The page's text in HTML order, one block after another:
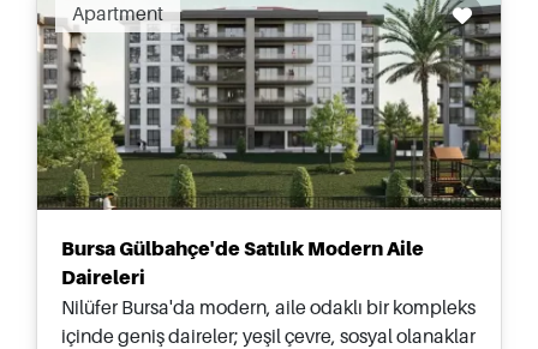
Apartment
Bursa Gülbahçe'de Satılık Modern Aile
Daireleri
Nilüfer Bursa'da modern, aile odaklı bir kompleks
içinde geniş daireler; yeşil çevre, sosyal olanaklar